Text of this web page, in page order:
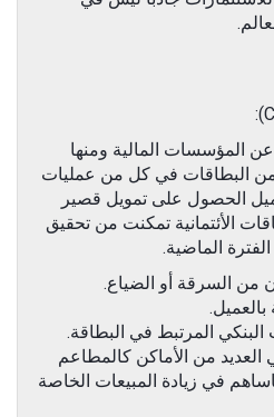
المؤسسات المالية ومنها
من البطاقات في كل من عمليات
الحصول على تمويل قصير
الأئتمانية تمكنت من تحقيق
الماضية.
من السرقة أو الضياع.
المرتبط في البطاقة.
العديد من الأماكن كالمطاعم
في زيادة المبيعات الخاصة